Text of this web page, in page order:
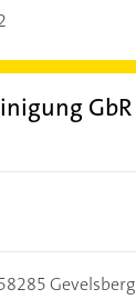
GbR
Gevelsberg